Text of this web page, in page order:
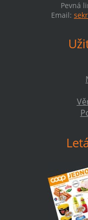
Pevná
Email: